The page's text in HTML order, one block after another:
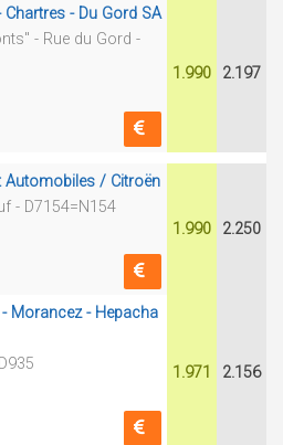
Chartres - Du Gord SA
- Rue du Gord -
1.990 2.197
Automobiles / Citroën
- D7154=N154
1.990 2.250
Morancez - Hepacha
1.971 2.156